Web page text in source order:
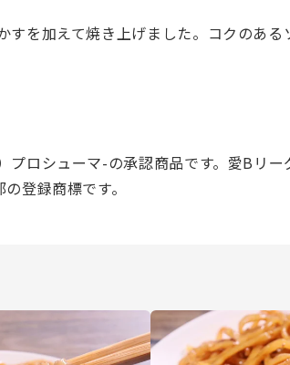
すを加えて焼き上げました。コクのあ
プロシューマ-の承認商品です。愛Bリ
登録商標です。